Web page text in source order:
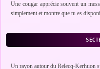
Une cougar apprécie souvent un
simplement et montre que tu es
Un rayon autour du Relecq-Kerhuon